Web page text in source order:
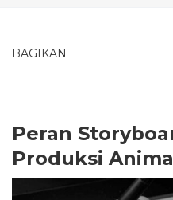
BAGIKAN
Peran
Produksi